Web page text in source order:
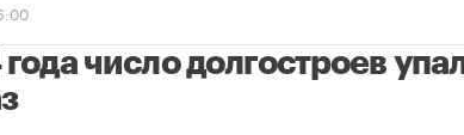
число долгостроев